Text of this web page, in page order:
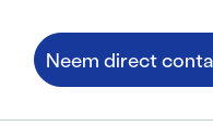
Neem direct